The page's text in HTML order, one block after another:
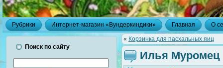
Рубрики Интернет-магазин «Вундеркиндики» Главная О
Поиск по сайту
« Корзинка для пасхальных яиц
Илья Муромец